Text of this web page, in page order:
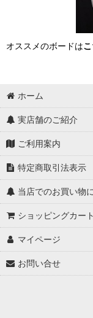
オススメのボードは
ホーム
実店舗のご紹介
ご利用案内
特定商取引法表示
当店でのお買い物
ショッピングカート
マイページ
お問い合せ